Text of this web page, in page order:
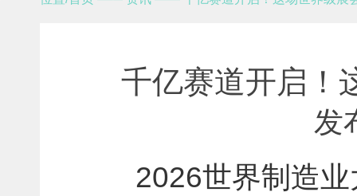
千亿赛道开启！
发布
2026世界制造业